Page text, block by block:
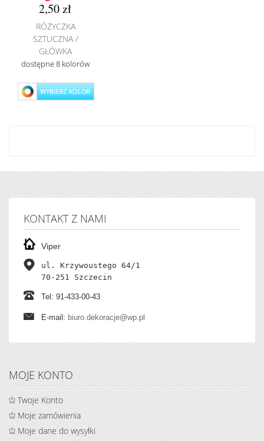
2,50 zł
RÓŻYCZKA
SZTUCZNA /
GŁÓWKA
dostępne 8 kolorów
KONTAKT Z NAMI
Viper
ul. Krzywoustego 64/1
70-251 Szczecin
Tel: 91-433-00-43
E-mail: biuro.dekoracje@wp.pl
MOJE KONTO
Twoje Konto
Moje zamówienia
Moje dane do wysyłki